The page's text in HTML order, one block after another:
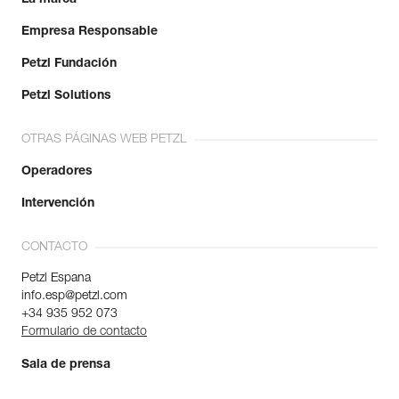
Empresa Responsable
Petzl Fundación
Petzl Solutions
OTRAS PÁGINAS WEB PETZL
Operadores
Intervención
CONTACTO
Petzl Espana
info.esp@petzl.com
+34 935 952 073
Formulario de contacto
Sala de prensa